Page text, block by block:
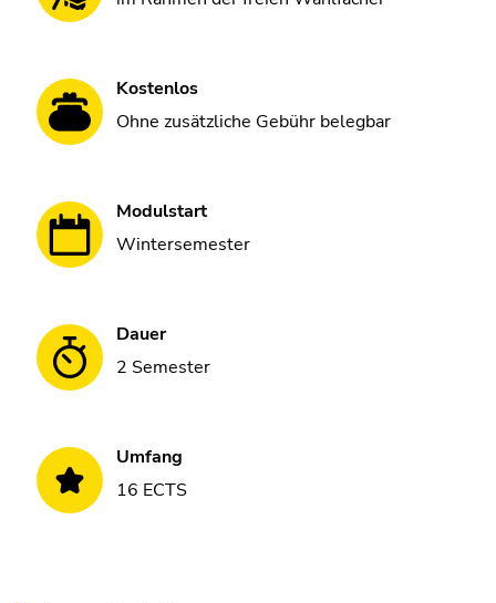
Kostenlos
Ohne zusätzliche Gebühr belegbar
Modulstart
Wintersemester
Dauer
2 Semester
Umfang
16 ECTS